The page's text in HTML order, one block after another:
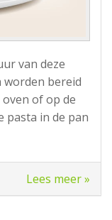
van deze
worden bereid
of op de
pasta in de pan
Lees meer »